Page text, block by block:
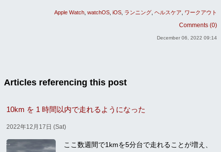
Apple Watch watchOS iOS ランニング ヘルスケア ワークアウト
Comments (0)
December 06, 2022 09:14
Articles referencing this post
10km を 1 時間以内で走れるようになった
2022年12月17日 (Sat)
ここ数週間で1kmを5分台で走れることが増え、